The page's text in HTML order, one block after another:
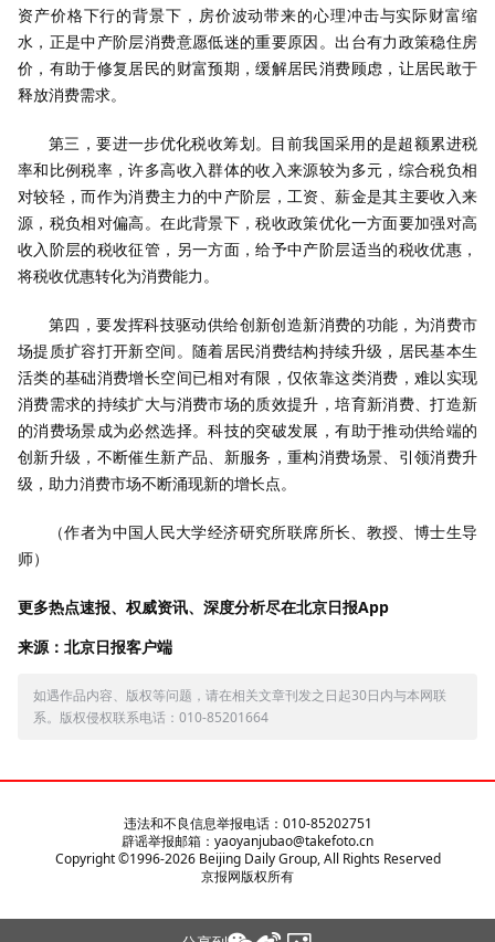
资产价格下行的背景下，房价波动带来的心理冲击与实际财富缩
水，正是中产阶层消费意愿低迷的重要原因。出台有力政策稳住房
价，有助于修复居民的财富预期，缓解居民消费顾虑，让居民敢于
释放消费需求。
第三，要进一步优化税收筹划。目前我国采用的是超额累进税
率和比例税率，许多高收入群体的收入来源较为多元，综合税负相
对较轻，而作为消费主力的中产阶层，工资、薪金是其主要收入来
源，税负相对偏高。在此背景下，税收政策优化一方面要加强对高
收入阶层的税收征管，另一方面，给予中产阶层适当的税收优惠，
将税收优惠转化为消费能力。
第四，要发挥科技驱动供给创新创造新消费的功能，为消费市
场提质扩容打开新空间。随着居民消费结构持续升级，居民基本生
活类的基础消费增长空间已相对有限，仅依靠这类消费，难以实现
消费需求的持续扩大与消费市场的质效提升，培育新消费、打造新
的消费场景成为必然选择。科技的突破发展，有助于推动供给端的
创新升级，不断催生新产品、新服务，重构消费场景、引领消费升
级，助力消费市场不断涌现新的增长点。
（作者为中国人民大学经济研究所联席所长、教授、博士生导
师）
更多热点速报、权威资讯、深度分析尽在北京日报App
来源：北京日报客户端
如遇作品内容、版权等问题，请在相关文章刊发之日起30日内与本网联
系。版权侵权联系电话：010-85201664
违法和不良信息举报电话：010-85202751
辟谣举报邮箱：yaoyanjubao@takefoto.cn
Copyright ©1996-2026Beijing Daily Group, All Rights Reserved
京报网版权所有